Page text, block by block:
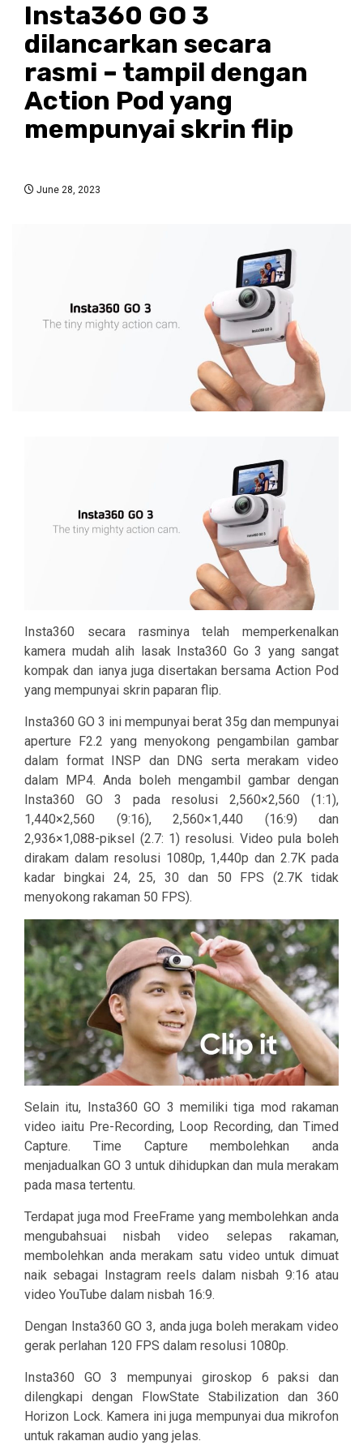
Insta360 GO 3
dilancarkan secara
rasmi – tampil dengan
Action Pod yang
mempunyai skrin flip
June 28, 2023
Insta360 secara rasminya telah memperkenalkan
kamera mudah alih lasak Insta360 Go 3 yang sangat
kompak dan ianya juga disertakan bersama Action Pod
yang mempunyai skrin paparan flip.
Insta360 GO 3 ini mempunyai berat 35g dan mempunyai
aperture F2.2 yang menyokong pengambilan gambar
dalam format INSP dan DNG serta merakam video
dalam MP4. Anda boleh mengambil gambar dengan
Insta360 GO 3 pada resolusi 2,560×2,560 (1:1),
1,440×2,560 (9:16), 2,560×1,440 (16:9) dan
2,936×1,088-piksel (2.7: 1) resolusi. Video pula boleh
dirakam dalam resolusi 1080p, 1,440p dan 2.7K pada
kadar bingkai 24, 25, 30 dan 50 FPS (2.7K tidak
menyokong rakaman 50 FPS).
Selain itu, Insta360 GO 3 memiliki tiga mod rakaman
video iaitu Pre-Recording, Loop Recording, dan Timed
Capture. Time Capture membolehkan anda
menjadualkan GO 3 untuk dihidupkan dan mula merakam
pada masa tertentu.
Terdapat juga mod FreeFrame yang membolehkan anda
mengubahsuai nisbah video selepas rakaman,
membolehkan anda merakam satu video untuk dimuat
naik sebagai Instagram reels dalam nisbah 9:16 atau
video YouTube dalam nisbah 16:9.
Dengan Insta360 GO 3, anda juga boleh merakam video
gerak perlahan 120 FPS dalam resolusi 1080p.
Insta360 GO 3 mempunyai giroskop 6 paksi dan
dilengkapi dengan FlowState Stabilization dan 360
Horizon Lock. Kamera ini juga mempunyai dua mikrofon
untuk rakaman audio yang jelas.